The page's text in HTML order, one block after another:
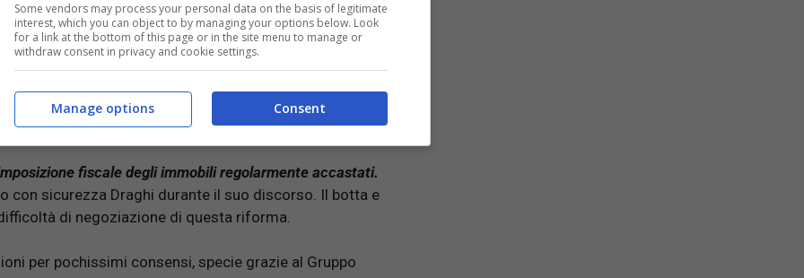
vero ecco cosa sappiamo
fiscale degli immobili regolarmente accastati.
con sicurezza Draghi durante il suo discorso. Il botta e
di negoziazione di questa riforma.
per pochissimi consensi, specie grazie al Gruppo
Some vendors may process your personal data on the basis of legitimate
interest, which you can object to by managing your options below. Look
for a link at the bottom of this page or in the site menu to manage or
withdraw consent in privacy and cookie settings.
Consent
Manage options